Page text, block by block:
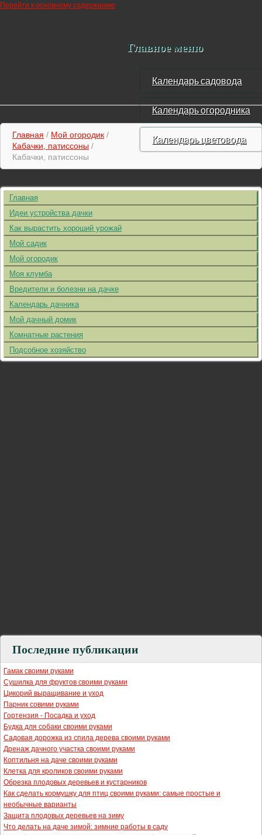
Перейти к основному содержанию
Главное меню
Календарь садовода
Календарь огородника
Календарь цветовода
Главная / Мой огородик /
Кабачки, патиссоны /
Кабачки, патиссоны
Главная
Идеи устройства дачки
Как вырастить хороший урожай
Мой садик
Мой огородик
Моя клумба
Вредители и болезни на дачке
Календарь дачника
Мой дачный домик
Комнатные растения
Подсобное хозяйство
Последние публикации
Гамак своими руками
Сушилка для фруктов своими руками
Цикорий выращивание и уход
Парник совими руками
Гортензия - Посадка и уход
Будка для собаки своими руками
Садовая дорожка из спила дерева своими руками
Дренаж дачного участка своими руками
Коптильня на даче своими руками
Клетка для кроликов своими руками
Обрезка плодовых деревьев и кустарников
Как сделать кормушку для птиц своими руками: самые простые и
необычные варианты
Защита плодовых деревьев на зиму
Что делать на даче зимой: зимние работы в саду